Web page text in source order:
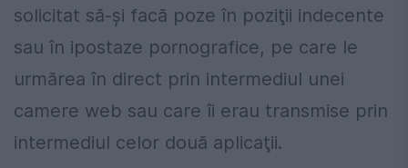
solicitat să-şi facă poze în poziţii indecente
sau în ipostaze pornografice, pe care le
urmărea în direct prin intermediul unei
camere web sau care îi erau transmise prin
intermediul celor două aplicaţii.